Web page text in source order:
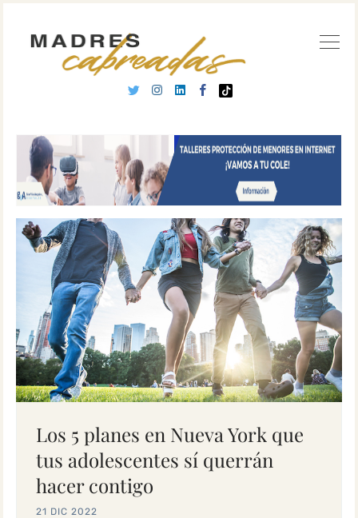
Buscar
Los 5 planes en Nueva York que
tus adolescentes sí querrán
hacer contigo
21 DIC 2022